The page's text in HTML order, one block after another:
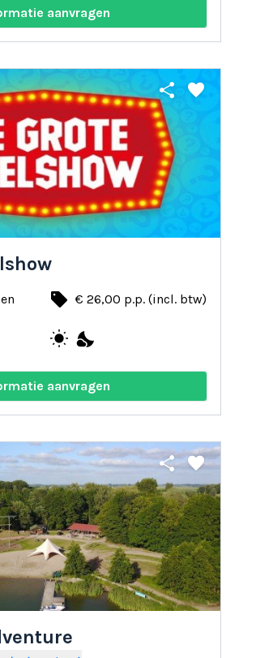
aanvragen
share favorite
local_offer € 26,00 p.p. (incl. btw)
wb_sunny nights_stay
aanvragen
share favorite